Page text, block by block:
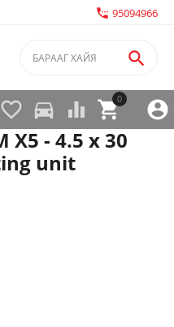
settings_phone 95094966


0

 directions_car 
X5 - 4.5 x 30
unit